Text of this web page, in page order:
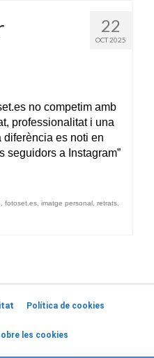
22
OCT 2025
no competim amb
professionalitat i una
es noti en
seguidors a Instagram”
fotoset.es, imatge personal, retrats,
Política de cookies
les cookies